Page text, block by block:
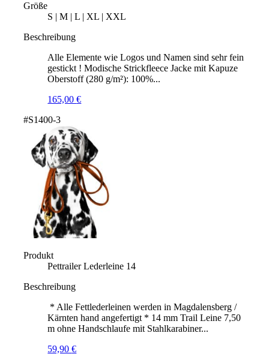
Größe
S | M | L | XL | XXL
Beschreibung
Alle Elemente wie Logos und Namen sind sehr fein
gestickt ! Modische Strickfleece Jacke mit Kapuze
Oberstoff (280 g/m²): 100%...
165,00€
#S1400-3
Produkt
Pettrailer Lederleine 14
Beschreibung
* Alle Fettlederleinen werden in Magdalensberg /
Kärnten hand angefertigt * 14 mm Trail Leine 7,50
m ohne Handschlaufe mit Stahlkarabiner...
59,90€